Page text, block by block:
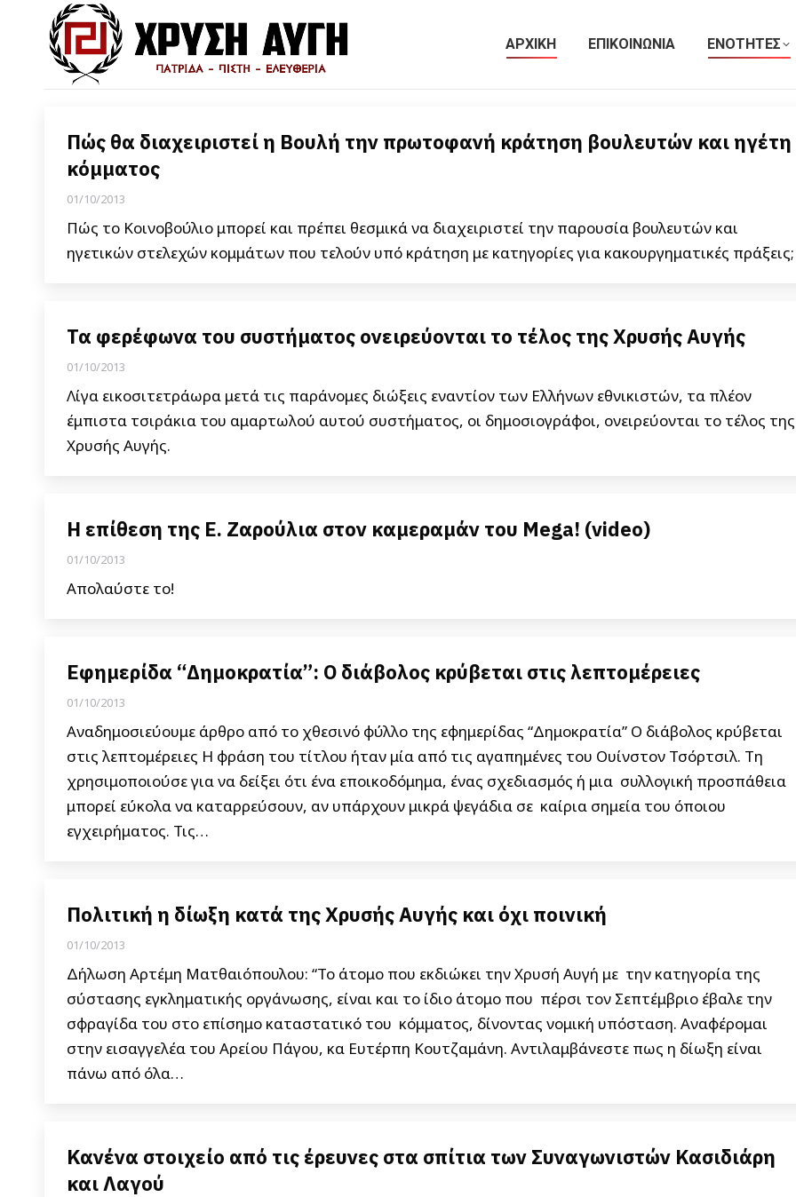
ΑΡΧΙΚΗ ΕΠΙΚΟΙΝΩΝΙΑ ΕΝΟΤΗΤΕΣ
Πώς θα διαχειριστεί η Βουλή την πρωτοφανή κράτηση βουλευτών και ηγέτη
κόμματος
01/10/2013
Πώς το Κοινοβούλιο μπορεί και πρέπει θεσμικά να διαχειριστεί την παρουσία βουλευτών και
ηγετικών στελεχών κομμάτων που τελούν υπό κράτηση με κατηγορίες για κακουργηματικές πράξεις;
Τα φερέφωνα του συστήματος ονειρεύονται το τέλος της Χρυσής Αυγής
01/10/2013
Λίγα εικοσιτετράωρα μετά τις παράνομες διώξεις εναντίον των Ελλήνων εθνικιστών, τα πλέον
έμπιστα τσιράκια του αμαρτωλού αυτού συστήματος, οι δημοσιογράφοι, ονειρεύονται το τέλος της
Χρυσής Αυγής.
Η επίθεση της Ε. Ζαρούλια στον καμεραμάν του Mega! (video)
01/10/2013
Απολαύστε το!
Εφημερίδα “Δημοκρατία”: Ο διάβολος κρύβεται στις λεπτομέρειες
01/10/2013
Αναδημοσιεύουμε άρθρο από το χθεσινό φύλλο της εφημερίδας “Δημοκρατία” Ο διάβολος κρύβεται
στις λεπτομέρειες Η φράση του τίτλου ήταν μία από τις αγαπημένες του Ουίνστον Τσόρτσιλ. Τη
χρησιμοποιούσε για να δείξει ότι ένα εποικοδόμημα, ένας σχεδιασμός ή μια συλλογική προσπάθεια
μπορεί εύκολα να καταρρεύσουν, αν υπάρχουν μικρά ψεγάδια σε καίρια σημεία του όποιου
εγχειρήματος. Τις…
Πολιτική η δίωξη κατά της Χρυσής Αυγής και όχι ποινική
01/10/2013
Δήλωση Αρτέμη Ματθαιόπουλου: “Το άτομο που εκδιώκει την Χρυσή Αυγή με την κατηγορία της
σύστασης εγκληματικής οργάνωσης, είναι και το ίδιο άτομο που πέρσι τον Σεπτέμβριο έβαλε την
σφραγίδα του στο επίσημο καταστατικό του κόμματος, δίνοντας νομική υπόσταση. Αναφέρομαι
στην εισαγγελέα του Αρείου Πάγου, κα Ευτέρπη Κουτζαμάνη. Αντιλαμβάνεστε πως η δίωξη είναι
πάνω από όλα…
Κανένα στοιχείo από τις έρευνες στα σπίτια των Συναγωνιστών Κασιδιάρη
και Λαγού